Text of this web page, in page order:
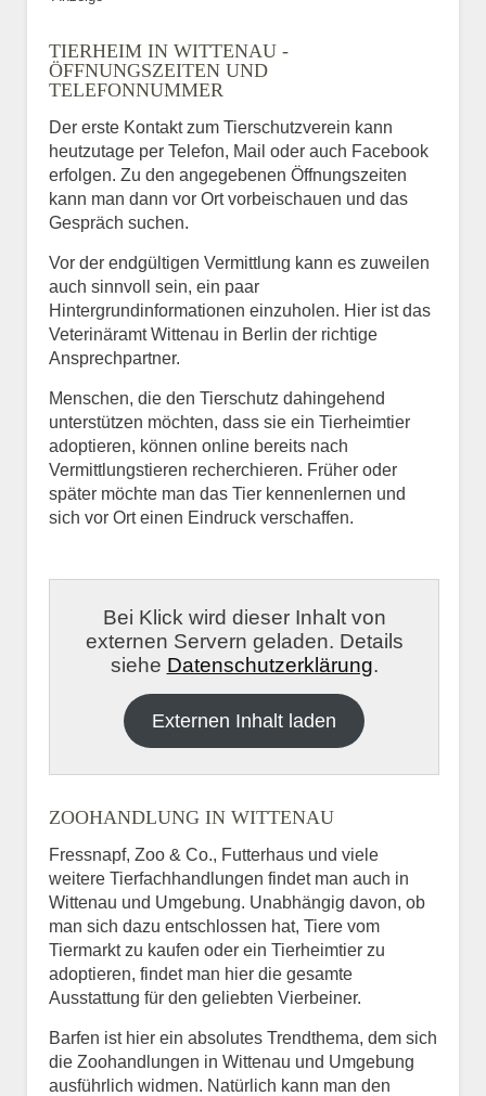
TIERHEIM IN WITTENAU -
ÖFFNUNGSZEITEN UND
TELEFONNUMMER
Der erste Kontakt zum Tierschutzverein kann
heutzutage per Telefon, Mail oder auch Facebook
erfolgen. Zu den angegebenen Öffnungszeiten
kann man dann vor Ort vorbeischauen und das
Gespräch suchen.
Vor der endgültigen Vermittlung kann es zuweilen
auch sinnvoll sein, ein paar
Hintergrundinformationen einzuholen. Hier ist das
Veterinäramt Wittenau in Berlin der richtige
Ansprechpartner.
Menschen, die den Tierschutz dahingehend
unterstützen möchten, dass sie ein Tierheimtier
adoptieren, können online bereits nach
Vermittlungstieren recherchieren. Früher oder
später möchte man das Tier kennenlernen und
sich vor Ort einen Eindruck verschaffen.
Bei Klick wird dieser Inhalt von
externen Servern geladen. Details
siehe Datenschutzerklärung.
Externen Inhalt laden
ZOOHANDLUNG IN WITTENAU
Fressnapf, Zoo & Co., Futterhaus und viele
weitere Tierfachhandlungen findet man auch in
Wittenau und Umgebung. Unabhängig davon, ob
man sich dazu entschlossen hat, Tiere vom
Tiermarkt zu kaufen oder ein Tierheimtier zu
adoptieren, findet man hier die gesamte
Ausstattung für den geliebten Vierbeiner.
Barfen ist hier ein absolutes Trendthema, dem sich
die Zoohandlungen in Wittenau und Umgebung
ausführlich widmen. Natürlich kann man den